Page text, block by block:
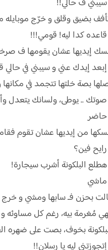
ف حالي!!
بضيق وقلق و خرّج موبايله
كدا ليه! قومي!!!
إيديها عشان يقومها ف
إيدك عني و سيبني في حالي
بصة خلتها تتجمد في
.. يوطى، ولسانك يتعدل
من إيديها عشان تقوم
فين؟
البلكونة أشرب سيجارة!
بحزن فـ سابها ومشي و خرج
مُغرمة بيه، رغم كل مساوئه و
بخوف، بصت على ضهره
ليه يا رسلان!!